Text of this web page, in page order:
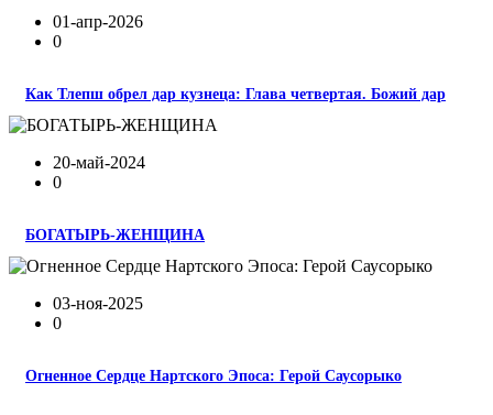
01-апр-2026
0
Как Тлепш обрел дар кузнеца: Глава четвертая. Божий дар
20-май-2024
0
БОГАТЫРЬ-ЖЕНЩИНА
03-ноя-2025
0
Огненное Сердце Нартского Эпоса: Герой Саусорыко